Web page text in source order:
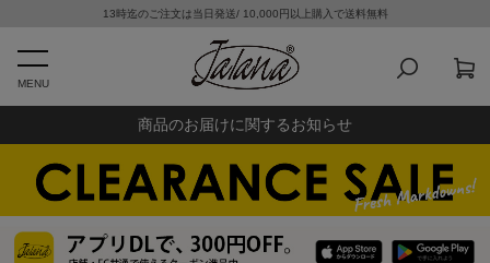
13時迄のご注文は当日発送/ 10,000円以上購入で送料無料
MENU
商品のお届けに関するお知らせ